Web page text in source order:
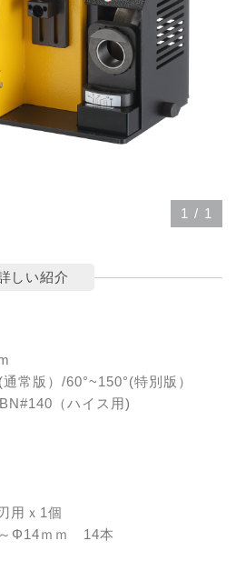
1 / 1
しい紹介
常版）/60°~150°(特別版）
（ハイス用)
用ｘ1個
Φ14ｍｍ 14本